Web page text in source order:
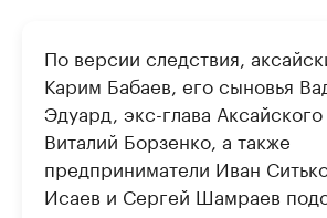
По версии следствия,
Карим Бабаев, его сыновья
Эдуард, экс-глава
Виталий Борзенко, а также
предприниматели Иван
Исаев и Сергей Шамраев